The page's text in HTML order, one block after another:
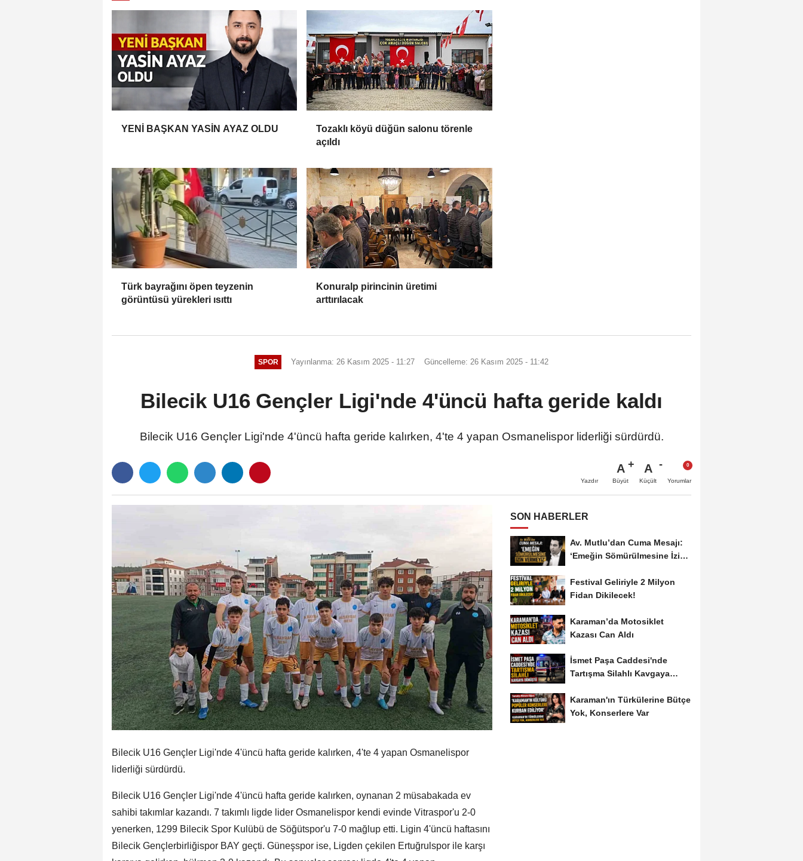
YENİ BAŞKAN YASİN AYAZ OLDU
Tozaklı köyü düğün salonu törenle
açıldı
Türk bayrağını öpen teyzenin
görüntüsü yürekleri ısıttı
Konuralp pirincinin üretimi
arttırılacak
SPOR Yayınlanma: 26 Kasım 2025 - 11:27 Güncelleme: 26 Kasım 2025 - 11:42
Bilecik U16 Gençler Ligi'nde 4'üncü hafta geride kaldı
Bilecik U16 Gençler Ligi'nde 4'üncü hafta geride kalırken, 4'te 4 yapan Osmanelispor liderliği sürdürdü.
Yazdır
A
Büyüt
A
Küçült Yorumlar
Bilecik U16 Gençler Ligi'nde 4'üncü hafta geride kalırken, 4'te 4 yapan Osmanelispor
liderliği sürdürdü.
Bilecik U16 Gençler Ligi'nde 4'üncü hafta geride kalırken, oynanan 2 müsabakada ev
sahibi takımlar kazandı. 7 takımlı ligde lider Osmanelispor kendi evinde Vitraspor'u 2-0
yenerken, 1299 Bilecik Spor Kulübü de Söğütspor'u 7-0 mağlup etti. Ligin 4'üncü haftasını
Bilecik Gençlerbirliğispor BAY geçti. Güneşspor ise, Ligden çekilen Ertuğrulspor ile karşı
SON HABERLER
Av. Mutlu’dan Cuma Mesajı:
‘Emeğin Sömürülmesine İzin
Festival Geliriyle 2 Milyon
Fidan Dikilecek!
Karaman’da Motosiklet
Kazası Can Aldı
İsmet Paşa Caddesi'nde
Tartışma Silahlı Kavgaya
Karaman'ın Türkülerine Bütçe
Yok, Konserlere Var